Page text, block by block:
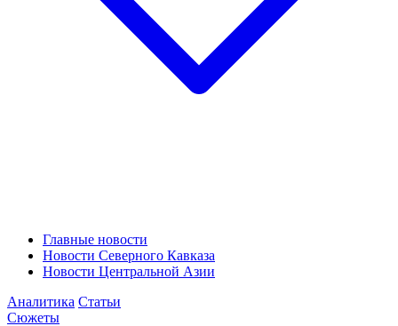
Главные новости
Новости Северного Кавказа
Новости Центральной Азии
Аналитика Статьи
Сюжеты